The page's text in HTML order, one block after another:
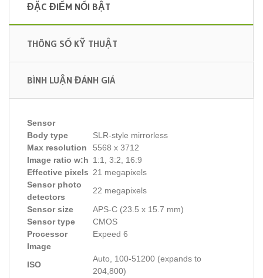
ĐẶC ĐIỂM NỔI BẬT
THÔNG SỐ KỸ THUẬT
BÌNH LUẬN ĐÁNH GIÁ
Body type SLR-style mirrorless
Sensor
Max resolution
5568 x 3712
Image ratio w:h 1:1, 3:2, 16:9
Effective pixels 21 megapixels
Sensor photo
detectors
22 megapixels
Sensor size
APS-C (23.5 x 15.7 mm)
Sensor type
CMOS
Processor
Expeed 6
Image
ISO
Auto, 100-51200 (expands to
204,800)